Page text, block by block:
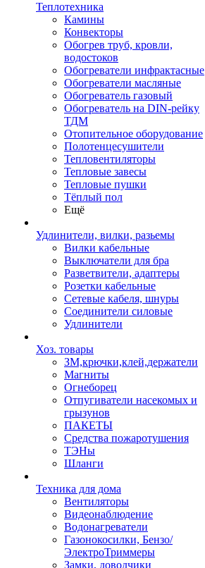
Теплотехника
Камины
Конвекторы
Обогрев труб, кровли,
водостоков
Обогреватели инфрактасные
Обогреватели масляные
Обогреватель газовый
Обогреватель на DIN-рейку
ТДМ
Отопительное оборудование
Полотенцесушители
Тепловентиляторы
Тепловые завесы
Тепловые пушки
Тёплый пол
Ещё
Удлинители, вилки, разьемы
Вилки кабельные
Выключатели для бра
Разветвители, адаптеры
Розетки кабельные
Сетевые кабеля, шнуры
Соединители силовые
Удлинители
Хоз. товары
ЗМ,крючки,клей,держатели
Магниты
Огнеборец
Отпугиватели насекомых и
грызунов
ПАКЕТЫ
Средства пожаротушения
ТЭНы
Шланги
Техника для дома
Вентиляторы
Видеонаблюдение
Водонагреватели
Газонокосилки, Бензо/
ЭлектроТриммеры
Замки, доводчики